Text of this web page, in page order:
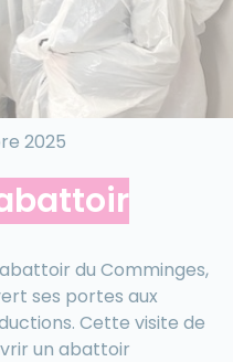
2025
du Comminges,
ses portes aux
Cette visite de
un abattoir